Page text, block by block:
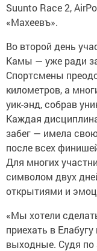
Suunto Race 2,
«Махеевъ».
Во второй день
Камы — уже ради
Спортсмены
километров, а
уик-энд, собрав
Каждая
забег — имела
после всех
Для многих
символом двух
открытиями и
«Мы хотели
приехать в
выходные. Судя по